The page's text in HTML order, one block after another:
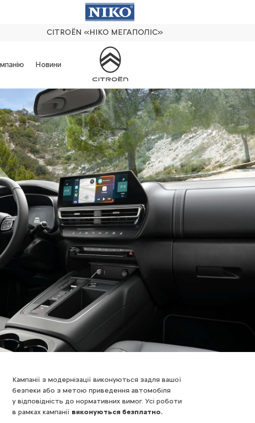
CITROËN «НІКО МЕГАПОЛІС»
Новини
Кампанії з модернізації виконуються задля вашої
безпеки або з метою приведення автомобіля
у відповідність до нормативних вимог. Усі роботи
в рамках кампанії виконуються безплатно.